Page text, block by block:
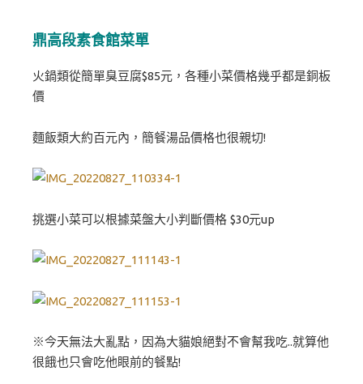
鼎高段素食館菜單
火鍋類從簡單臭豆腐$85元，各種小菜價格幾乎都是銅板
價
麵飯類大約百元內，簡餐湯品價格也很親切!
挑選小菜可以根據菜盤大小判斷價格 $30元up
※今天無法大亂點，因為大貓娘絕對不會幫我吃..就算他
很餓也只會吃他眼前的餐點!